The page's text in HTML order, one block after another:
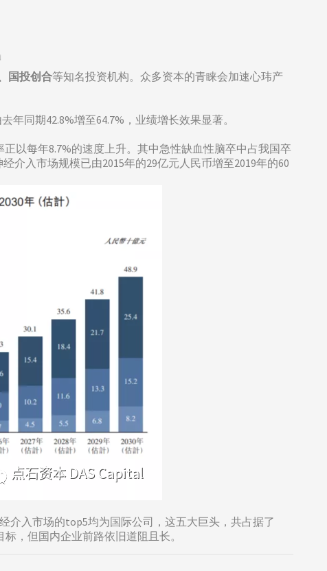
国投创合等知名投资机构。众多资本的青睐会加速心玮产
同期42.8%增至64.7%，业绩增长效果显著。
以每年8.7%的速度上升。其中急性缺血性脑卒中占我国卒
介入市场规模已由2015年的29亿元人民币增至2019年的60
介入市场的top5均为国际公司，这五大巨头，共占据了
，但国内企业前路依旧道阻且长。